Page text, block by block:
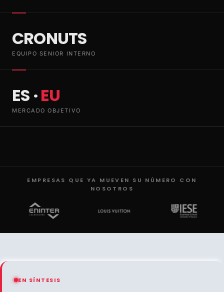
CRONUTS
EQUIPO SENIOR INTERNO
ES ·EU
MERCADO OBJETIVO
EMPRESAS QUE YA MUEVEN SU NÚMERO CON
NOSOTROS
EN SÍNTESIS